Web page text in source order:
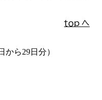
ｔｏｐ へ
28日から29日分）